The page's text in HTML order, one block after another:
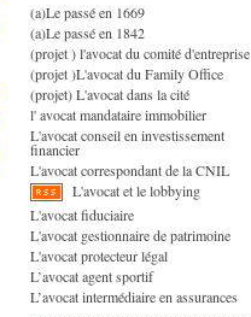
(a)Le passé en 1669
(a)Le passé en 1842
(projet ) l'avocat du comité d'entreprise
(projet )L'avocat du Family Office
(projet) L'avocat dans la cité
l' avocat mandataire immobilier
L'avocat conseil en investissement
financier
L'avocat correspondant de la CNIL
L'avocat et le lobbying
L'avocat fiduciaire
L'avocat gestionnaire de patrimoine
L'avocat protecteur légal
L’avocat agent sportif
L’avocat intermédiaire en assurances